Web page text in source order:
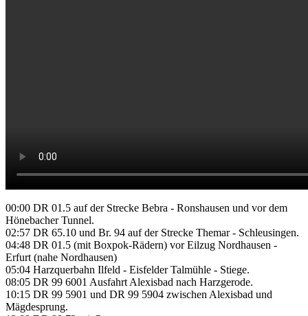
00:00 DR 01.5 auf der Strecke Bebra - Ronshausen und vor dem
Hönebacher Tunnel.
02:57 DR 65.10 und Br. 94 auf der Strecke Themar - Schleusingen.
04:48 DR 01.5 (mit Boxpok-Rädern) vor Eilzug Nordhausen -
Erfurt (nahe Nordhausen)
05:04 Harzquerbahn Ilfeld - Eisfelder Talmühle - Stiege.
08:05 DR 99 6001 Ausfahrt Alexisbad nach Harzgerode.
10:15 DR 99 5901 und DR 99 5904 zwischen Alexisbad und
Mägdesprung.